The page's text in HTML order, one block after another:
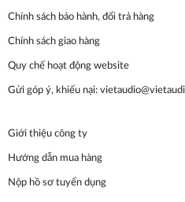
Chính sách bảo hành, đổi trả hàng
Chính sách giao hàng
Quy chế hoạt động website
Gửi góp ý, khiếu nại:
Giới thiệu công ty
Hướng dẫn mua hàng
Nộp hồ sơ tuyển dụng